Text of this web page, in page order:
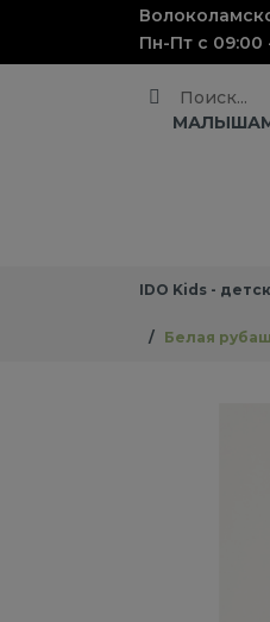
Пн-Пт с 09:00
Поиск
IDO Kids -
Белая